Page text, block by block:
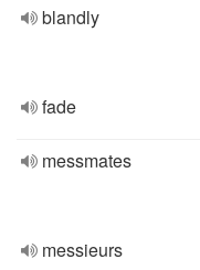
blandly
fade
messmates
messieurs